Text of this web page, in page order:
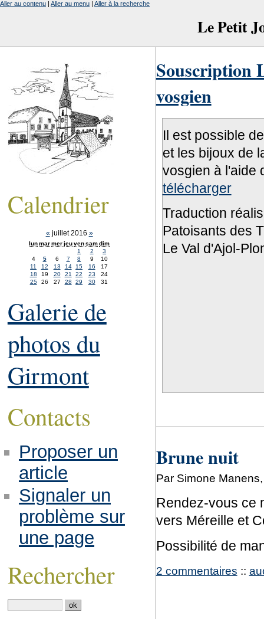
Le Petit
Aller au contenu | Aller au menu | Aller à la recherche
Souscription
vosgien
Il est possible
et les bijoux de
vosgien à l'aide
télécharger
Traduction
Patoisants des
Le Val d'Ajol-
Brune nuit
Par Simone
Rendez-vous ce
vers Méreille et
Possibilité de
2 commentaires ::
Calendrier
« juillet 2016 »
lunmarmerjeuvensamdim
1
2
3
4
5 6 7 8 9
10
11
12 13 14 15 16
17
18
19 20 21 22 23
24
25
26 27 28 29 30 31
Galerie de
photos du
Girmont
Contacts
Proposer un
article
Signaler un
problème sur
une page
Rechercher